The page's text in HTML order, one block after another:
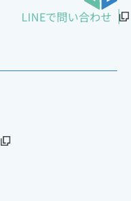
LINEで問い合わせ